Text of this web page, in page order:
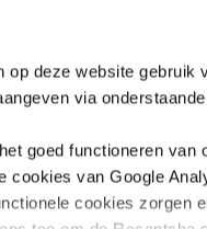
deze website gebruik
via
goed functioneren van
cookies van Google
cookies zorgen
in België
CONTACT